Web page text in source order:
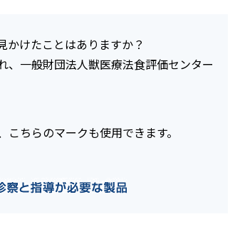
かけたことはありますか？
、一般財団法人獣医療法食評価センター
ちらのマークも使用できます。